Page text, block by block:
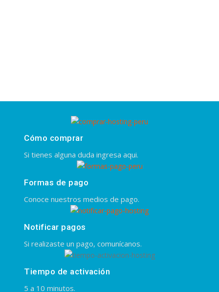
Cómo comprar
Si tienes alguna duda ingresa aqui.
Formas de pago
Conoce nuestros medios de pago.
Notificar pagos
Si realizaste un pago, comunícanos.
Tiempo de activación
5 a 10 minutos.